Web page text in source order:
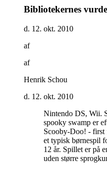
Bibliotekernes
d. 12. okt. 2010
af
af
Henrik Schou
d. 12. okt. 2010
Nintendo DS, Wii.
spooky swamp er
Scooby-Doo! - first
et typisk børnespil
12 år. Spillet er på
uden større